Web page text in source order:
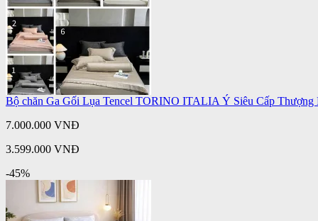
Bộ chăn Ga Gối Lụa Tencel TORINO ITALIA Ý Siêu Cấp Thượng
7.000.000 VNĐ
3.599.000 VNĐ
-45%